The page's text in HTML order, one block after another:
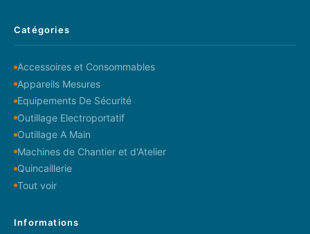
Catégories
Accessoires et Consommables
Appareils Mesures
Equipements De Sécurité
Outillage Electroportatif
Outillage A Main
Machines de Chantier et d'Atelier
Quincaillerie
Tout voir
Informations